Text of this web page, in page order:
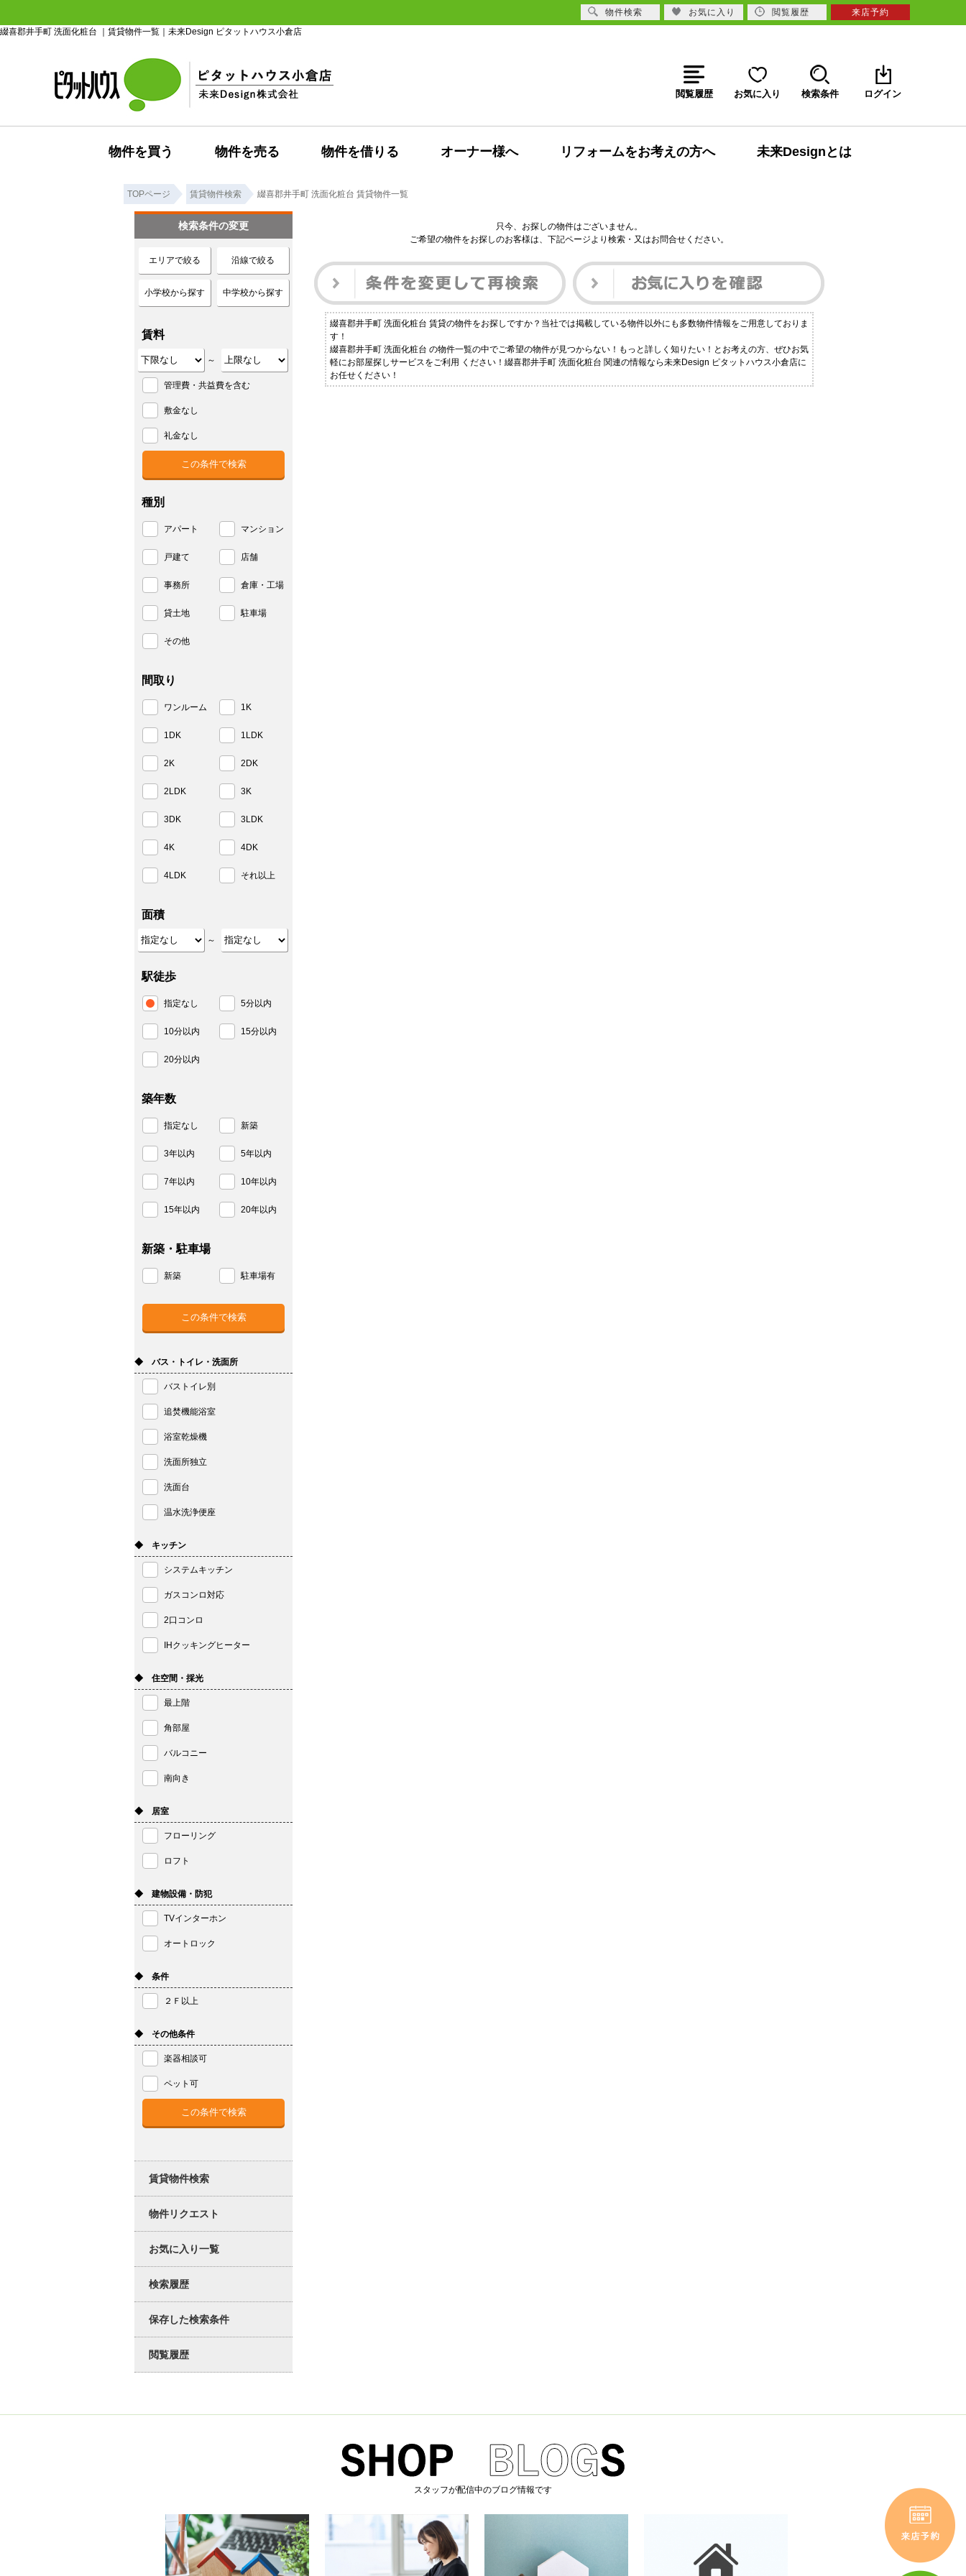
綴喜郡井手町 洗面化粧台 ｜賃貸物件一覧｜未来Design ピタットハウス小倉店
閲覧履歴 お気に入り 検索条件 ログイン
物件を買う 物件を売る 物件を借りる オーナー様へ リフォームをお考えの方へ 未来Designとは
TOPページ 賃貸物件検索 綴喜郡井手町 洗面化粧台 賃貸物件一覧
只今、お探しの物件はございません。
ご希望の物件をお探しのお客様は、下記ページより検索・又はお問合せください。
綴喜郡井手町 洗面化粧台 賃貸の物件をお探しですか？当社では掲載している物件以外にも多数物件情報をご用意しておりま
す！
綴喜郡井手町 洗面化粧台 の物件一覧の中でご希望の物件が見つからない！もっと詳しく知りたい！とお考えの方、ぜひお気
軽にお部屋探しサービスをご利用 ください！綴喜郡井手町 洗面化粧台 関連の情報なら未来Design ピタットハウス小倉店に
お任せください！
検索条件の変更
エリアで絞る 沿線で絞る
小学校から探す 中学校から探す
賃料
～
管理費・共益費を含む
敷金なし
礼金なし
種別
アパート マンション
戸建て 店舗
事務所 倉庫・工場
貸土地 駐車場
その他
間取り
ワンルーム 1K
1DK 1LDK
2K 2DK
2LDK 3K
3DK 3LDK
4K 4DK
4LDK それ以上
面積
～
駅徒歩
指定なし 5分以内
10分以内 15分以内
20分以内
築年数
指定なし 新築
3年以内 5年以内
7年以内 10年以内
15年以内 20年以内
新築・駐車場
新築 駐車場有
◆ バス・トイレ・洗面所
バストイレ別
追焚機能浴室
浴室乾燥機
洗面所独立
洗面台
温水洗浄便座
◆ キッチン
システムキッチン
ガスコンロ対応
2口コンロ
IHクッキングヒーター
◆ 住空間・採光
最上階
角部屋
バルコニー
南向き
◆ 居室
フローリング
ロフト
◆ 建物設備・防犯
TVインターホン
オートロック
◆ 条件
２Ｆ以上
◆ その他条件
楽器相談可
ペット可
賃貸物件検索
物件リクエスト
お気に入り一覧
検索履歴
保存した検索条件
閲覧履歴
スタッフが配信中のブログ情報です
物件検索 お気に入り 閲覧履歴 来店予約